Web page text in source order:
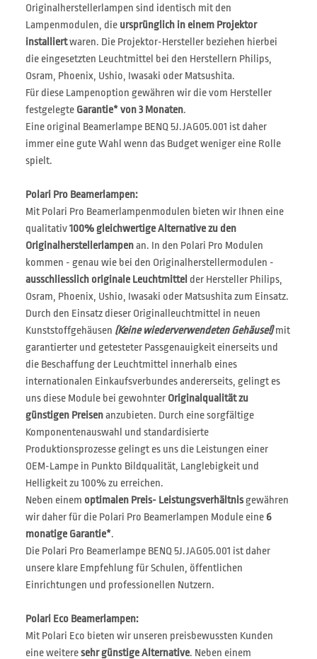
Originalherstellerlampen sind identisch mit den
Lampenmodulen, die ursprünglich in einem Projektor
installiertwaren. Die Projektor-Hersteller beziehen hierbei
die eingesetzten Leuchtmittel bei den Herstellern Philips,
Osram, Phoenix, Ushio, Iwasaki oder Matsushita.
Für diese Lampenoption gewähren wir die vom Hersteller
festgelegte Garantie* von 3 Monaten.
Eine original Beamerlampe BENQ 5J.JAG05.001 ist daher
immer eine gute Wahl wenn das Budget weniger eine Rolle
spielt.
Polari Pro Beamerlampen:
Mit Polari Pro Beamerlampenmodulen bieten wir Ihnen eine
qualitativ100% gleichwertige Alternative zu den
Originalherstellerlampenan. In den Polari Pro Modulen
kommen - genau wie bei den Originalherstellermodulen -
ausschliesslich originale Leuchtmittel der Hersteller Philips,
Osram, Phoenix, Ushio, Iwasaki oder Matsushita zum Einsatz.
Durch den Einsatz dieser Originalleuchtmittel in neuen
Kunststoffgehäusen (Keine wiederverwendeten Gehäuse!)mit
garantierter und getesteter Passgenauigkeit einerseits und
die Beschaffung der Leuchtmittel innerhalb eines
internationalen Einkaufsverbundes andererseits, gelingt es
uns diese Module bei gewohnter Originalqualität zu
günstigen Preisenanzubieten. Durch eine sorgfältige
Komponentenauswahl und standardisierte
Produktionsprozesse gelingt es uns die Leistungen einer
OEM-Lampe in Punkto Bildqualität, Langlebigkeit und
Helligkeit zu 100% zu erreichen.
Neben einem optimalen Preis- Leistungsverhältnisgewähren
wir daher für die Polari Pro Beamerlampen Module eine 6
monatige Garantie*.
Die Polari Pro Beamerlampe BENQ 5J.JAG05.001 ist daher
unsere klare Empfehlung für Schulen, öffentlichen
Einrichtungen und professionellen Nutzern.
Polari Eco Beamerlampen:
Mit Polari Eco bieten wir unseren preisbewussten Kunden
eine weiteresehr günstige Alternative. Neben einem